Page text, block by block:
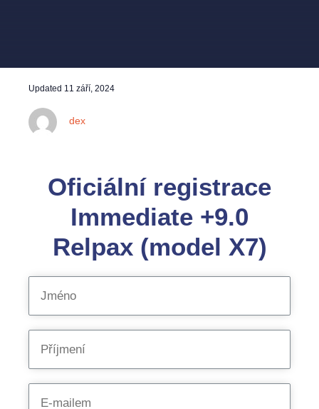
Updated 11 září, 2024
dex
Oficiální registrace
Immediate +9.0
Relpax (model X7)